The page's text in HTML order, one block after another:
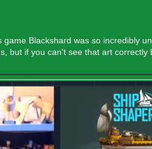
Blackshard was so incredibly
but if you can't see that art correctly